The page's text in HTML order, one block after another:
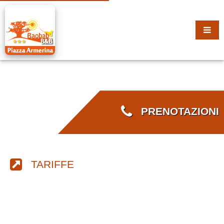
PRENOTAZIONI
TARIFFE